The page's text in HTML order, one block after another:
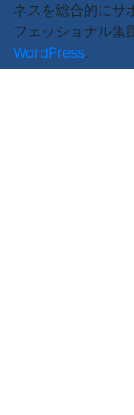
ネスを総合的にサ
フェッショナル集
WordPress.